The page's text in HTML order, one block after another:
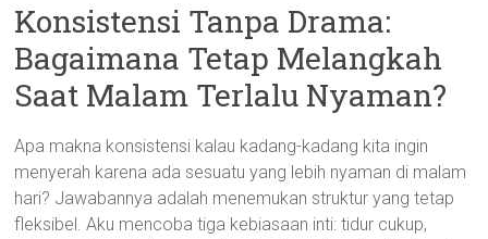
Konsistensi Tanpa Drama:
Bagaimana Tetap Melangkah
Saat Malam Terlalu Nyaman?
Apa makna konsistensi kalau kadang-kadang kita ingin
menyerah karena ada sesuatu yang lebih nyaman di malam
hari? Jawabannya adalah menemukan struktur yang tetap
fleksibel. Aku mencoba tiga kebiasaan inti: tidur cukup,